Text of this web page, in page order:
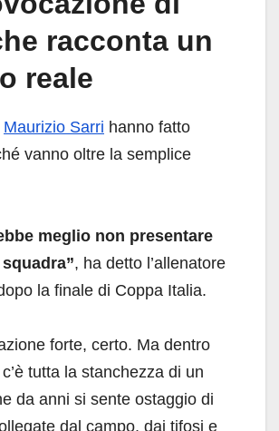
racconta un
reale
Maurizio Sarri hanno fatto
vanno oltre la semplice
meglio non presentare
, ha detto l’allenatore
la finale di Coppa Italia.
forte, certo. Ma dentro
tutta la stanchezza di un
da anni si sente ostaggio di
dal campo, dai tifosi e